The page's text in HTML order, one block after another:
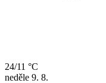
24/11 °C
neděle 9. 8.